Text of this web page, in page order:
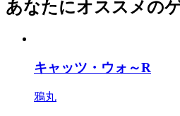
あなたにオススメの
キャッツ・ウォ～R
鴉丸